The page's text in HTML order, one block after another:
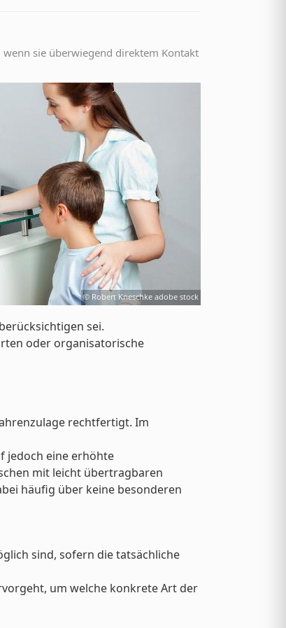
sie überwiegend direktem Kontakt
sei.
oder organisatorische
rechtfertigt. Im
jedoch eine erhöhte
mit leicht übertragbaren
häufig über keine besonderen
sind, sofern die tatsächliche
um welche konkrete Art der